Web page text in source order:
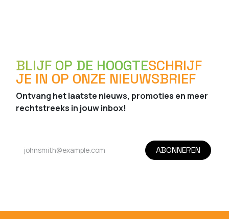
BLIJF OP DE HOOGTESCHRIJF
JE IN OP ONZE NIEUWSBRIEF
Ontvang het laatste nieuws, promoties en meer
rechtstreeks in jouw inbox!
ABONNEREN